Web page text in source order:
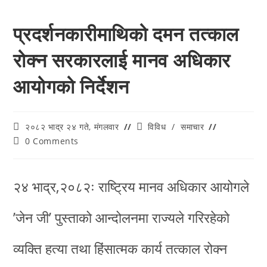
प्रदर्शनकारीमाथिको दमन तत्काल
रोक्न सरकारलाई मानव अधिकार
आयोगको निर्देशन
२०८२ भाद्र २४ गते, मंगलवार विविध / समाचार
0 Comments
२४ भाद्र,२०८२ः राष्ट्रिय मानव अधिकार आयोगले
’जेन जी’ पुस्ताको आन्दोलनमा राज्यले गरिरहेको
व्यक्ति हत्या तथा हिंसात्मक कार्य तत्काल रोक्न